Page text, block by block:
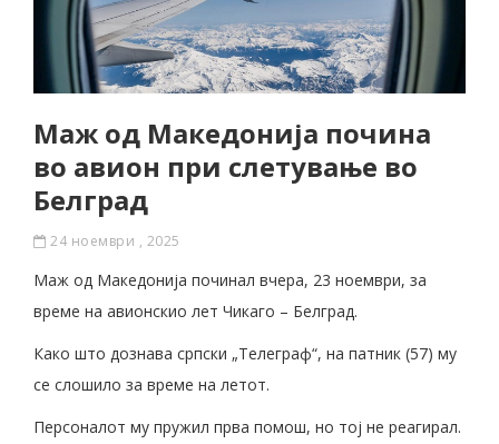
Маж од Македонија почина
во авион при слетување во
Белград
24 ноември , 2025
Маж од Македонија починал вчера, 23 ноември, за
време на авионскио лет Чикаго – Белград.
Како што дознава српски „Телеграф“, на патник (57) му
се слошило за време на летот.
Персоналот му пружил прва помош, но тој не реагирал.